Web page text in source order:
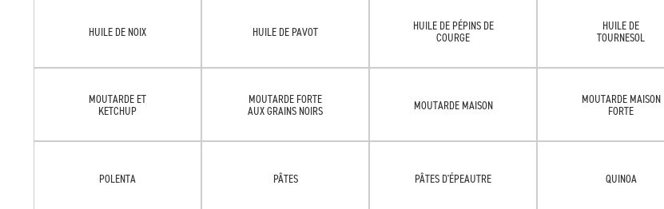
HUILE DE NOIX HUILE DE PAVOT
HUILE DE PÉPINS DE
COURGE
HUILE DE
TOURNESOL
MOUTARDE ET
KETCHUP
MOUTARDE FORTE
AUX GRAINS NOIRS
MOUTARDE MAISON
MOUTARDE MAISON
FORTE
POLENTA PÂTES PÂTES D'ÉPEAUTRE QUINOA